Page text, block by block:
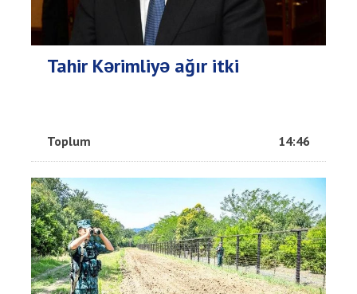
Tahir Kərimliyə ağır itki
Toplum 14:46